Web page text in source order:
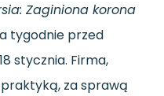
Zaginiona korona
tygodnie przed
stycznia. Firma,
za sprawą